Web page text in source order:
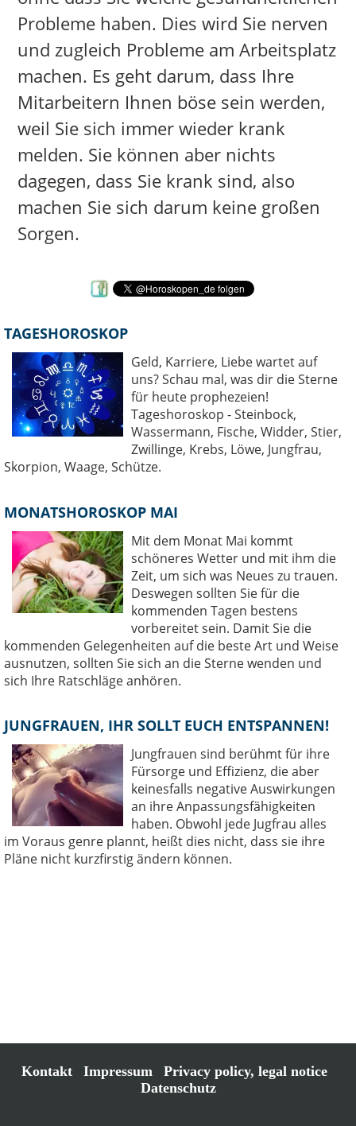
Probleme haben. Dies wird Sie nerven
und zugleich Probleme am Arbeitsplatz
machen. Es geht darum, dass Ihre
Mitarbeitern Ihnen böse sein werden,
weil Sie sich immer wieder krank
melden. Sie können aber nichts
dagegen, dass Sie krank sind, also
machen Sie sich darum keine großen
Sorgen.